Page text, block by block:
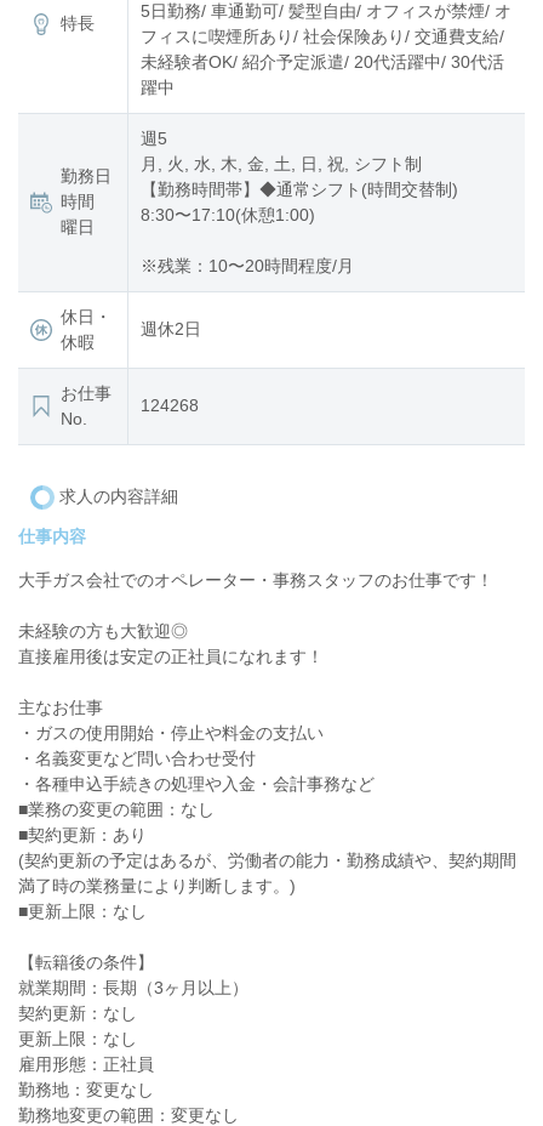
特長
5日勤務/ 車通勤可/ 髪型自由/ オフィスが禁煙/ オ
フィスに喫煙所あり/ 社会保険あり/ 交通費支給/
未経験者OK/ 紹介予定派遣/ 20代活躍中/ 30代活
躍中
勤務日
時間
曜日
週5
月, 火, 水, 木, 金, 土, 日, 祝, シフト制
【勤務時間帯】◆通常シフト(時間交替制)
8:30〜17:10(休憩1:00)
※残業：10〜20時間程度/月
休日・
休暇
週休2日
お仕事
No.
124268
求人の内容詳細
仕事内容
大手ガス会社でのオペレーター・事務スタッフのお仕事です！
未経験の方も大歓迎◎
直接雇用後は安定の正社員になれます！
主なお仕事
・ガスの使用開始・停止や料金の支払い
・名義変更など問い合わせ受付
・各種申込手続きの処理や入金・会計事務など
■業務の変更の範囲：なし
■契約更新：あり
(契約更新の予定はあるが、労働者の能力・勤務成績や、契約期間
満了時の業務量により判断します。)
■更新上限：なし
【転籍後の条件】
就業期間：長期（3ヶ月以上）
契約更新：なし
更新上限：なし
雇用形態：正社員
勤務地：変更なし
勤務地変更の範囲：変更なし